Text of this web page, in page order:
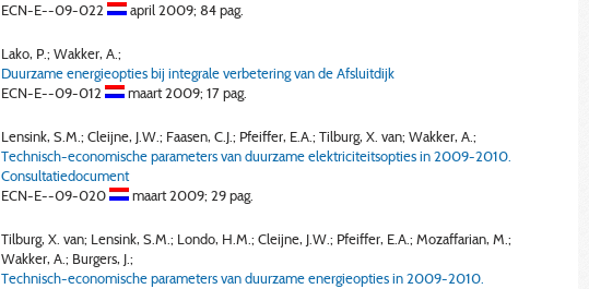
ECN-E--09-022
april 2009; 84 pag.
Lako, P.; Wakker, A.;
Duurzame energieopties bij integrale verbetering van de Afsluitdijk
ECN-E--09-012
maart 2009; 17 pag.
Lensink, S.M.; Cleijne, J.W.; Faasen, C.J.; Pfeiffer, E.A.; Tilburg, X. van; Wakker, A.;
Technisch-economische parameters van duurzame elektriciteitsopties in 2009-2010.
Consultatiedocument
ECN-E--09-020
maart 2009; 29 pag.
Tilburg, X. van; Lensink, S.M.; Londo, H.M.; Cleijne, J.W.; Pfeiffer, E.A.; Mozaffarian, M.;
Wakker, A.; Burgers, J.;
Technisch-economische parameters van duurzame energieopties in 2009-2010.